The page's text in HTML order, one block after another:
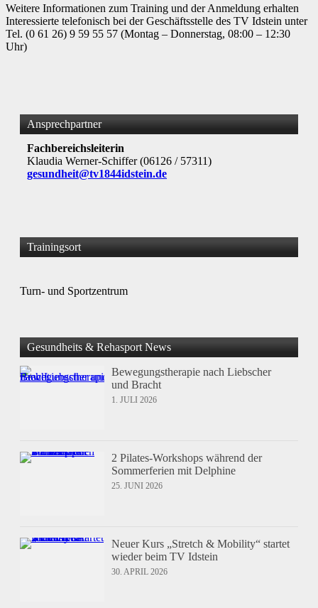
Weitere Informationen zum Training und der Anmeldung erhalten
Interessierte telefonisch bei der Geschäftsstelle des TV Idstein unter
Tel. (0 61 26) 9 59 55 57 (Montag – Donnerstag, 08:00 – 12:30
Uhr)
Ansprechpartner
Fachbereichsleiterin
Klaudia Werner-Schiffer (06126 / 57311)
gesundheit@tv1844idstein.de
Trainingsort
Turn- und Sportzentrum
Gesundheits & Rehasport News
Bewegungstherapie nach Liebscher
und Bracht
1. JULI 2026
2 Pilates-Workshops während der
Sommerferien mit Delphine
25. JUNI 2026
Neuer Kurs „Stretch & Mobility“ startet
wieder beim TV Idstein
30. APRIL 2026